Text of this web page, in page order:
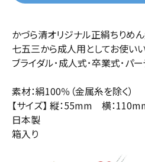
かづら清オリジナル正絹ちりめ
七五三から成人用としてお使い
ブライダル･成人式･卒業式･パー
素材：絹100％（金属糸を除く）
【サイズ】 縦：55mm 横：
日本製
箱入り